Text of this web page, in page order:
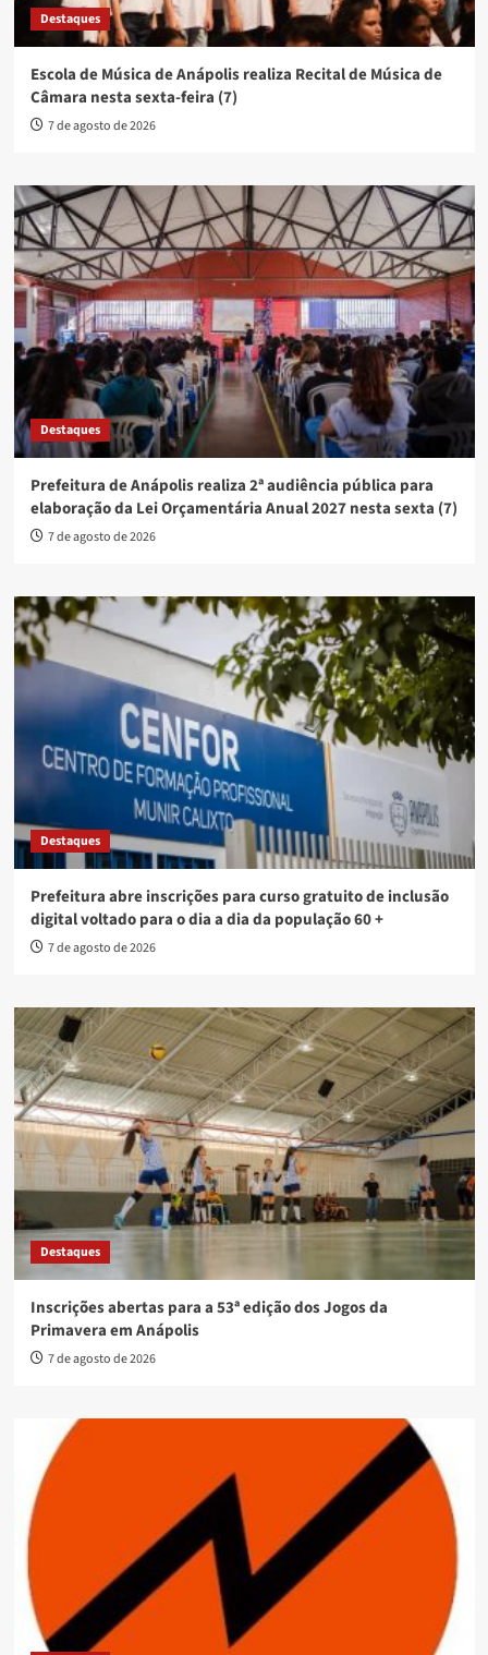
Destaques
Escola de Música de Anápolis realiza Recital de Música de
Câmara nesta sexta-feira (7)
7 de agosto de 2026
Destaques
Prefeitura de Anápolis realiza 2ª audiência pública para
elaboração da Lei Orçamentária Anual 2027 nesta sexta (7)
7 de agosto de 2026
Destaques
Prefeitura abre inscrições para curso gratuito de inclusão
digital voltado para o dia a dia da população 60 +
7 de agosto de 2026
Destaques
Inscrições abertas para a 53ª edição dos Jogos da
Primavera em Anápolis
7 de agosto de 2026